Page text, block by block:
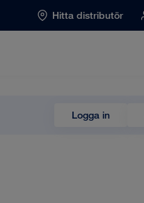
Hitta distributör
Logga in